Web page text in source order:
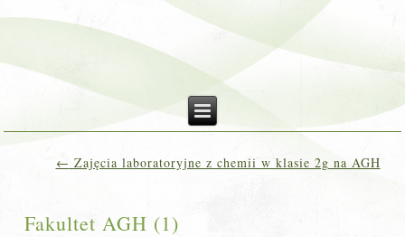
← Zajęcia laboratoryjne z chemii w klasie 2g na AGH
Fakultet AGH (1)